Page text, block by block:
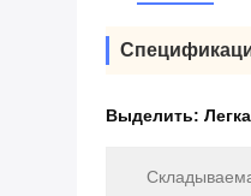
Выделить: